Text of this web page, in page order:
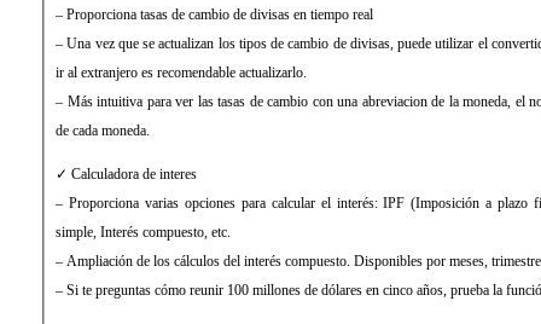
– Proporciona tasas de cambio de divisas en tiempo real
– Una vez que se actualizan los tipos de cambio de divisas, puede utilizar el
ir al extranjero es recomendable actualizarlo.
– Más intuitiva para ver las tasas de cambio con una abreviacion de la moneda, el
de cada moneda.
✓ Calculadora de interes
– Proporciona varias opciones para calcular el interés: IPF (Imposición a plazo
simple, Interés compuesto, etc.
– Ampliación de los cálculos del interés compuesto. Disponibles por meses,
– Si te preguntas cómo reunir 100 millones de dólares en cinco años, prueba la